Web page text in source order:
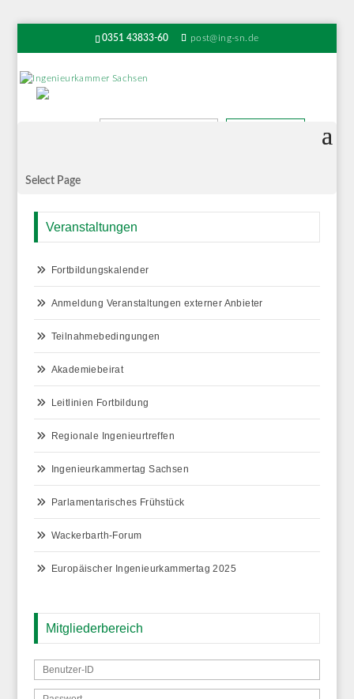
0351 43833-60 post@ing-sn.de
Select Page
Veranstaltungen
Fortbildungskalender
Anmeldung Veranstaltungen externer Anbieter
Teilnahmebedingungen
Akademiebeirat
Leitlinien Fortbildung
Regionale Ingenieurtreffen
Ingenieurkammertag Sachsen
Parlamentarisches Frühstück
Wackerbarth-Forum
Europäischer Ingenieurkammertag 2025
Mitgliederbereich